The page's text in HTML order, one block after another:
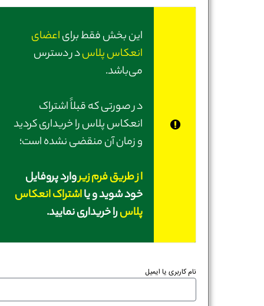
این بخش فقط برایاعضای
انعکاس پلاسدر دسترس
می‌باشد.
در صورتی‌ که قبلاً اشتراک
انعکاس پلاس را خریداری کردید
و زمان آن منقضی نشده است؛
از طریق فرم زیروارد پروفایل
خود شوید و یااشتراک انعکاس
پلاسرا خریداری نمایید.
نام کاربری یا ایمیل